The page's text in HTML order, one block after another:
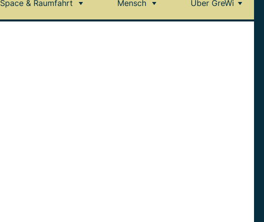
Space & Raumfahrt Mensch Über GreWi